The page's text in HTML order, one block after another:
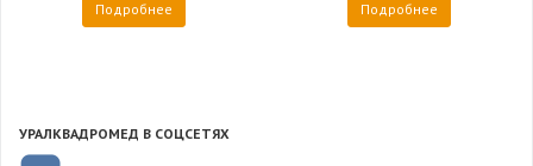
Подробнее Подробнее
УРАЛКВАДРОМЕД В СОЦСЕТЯХ